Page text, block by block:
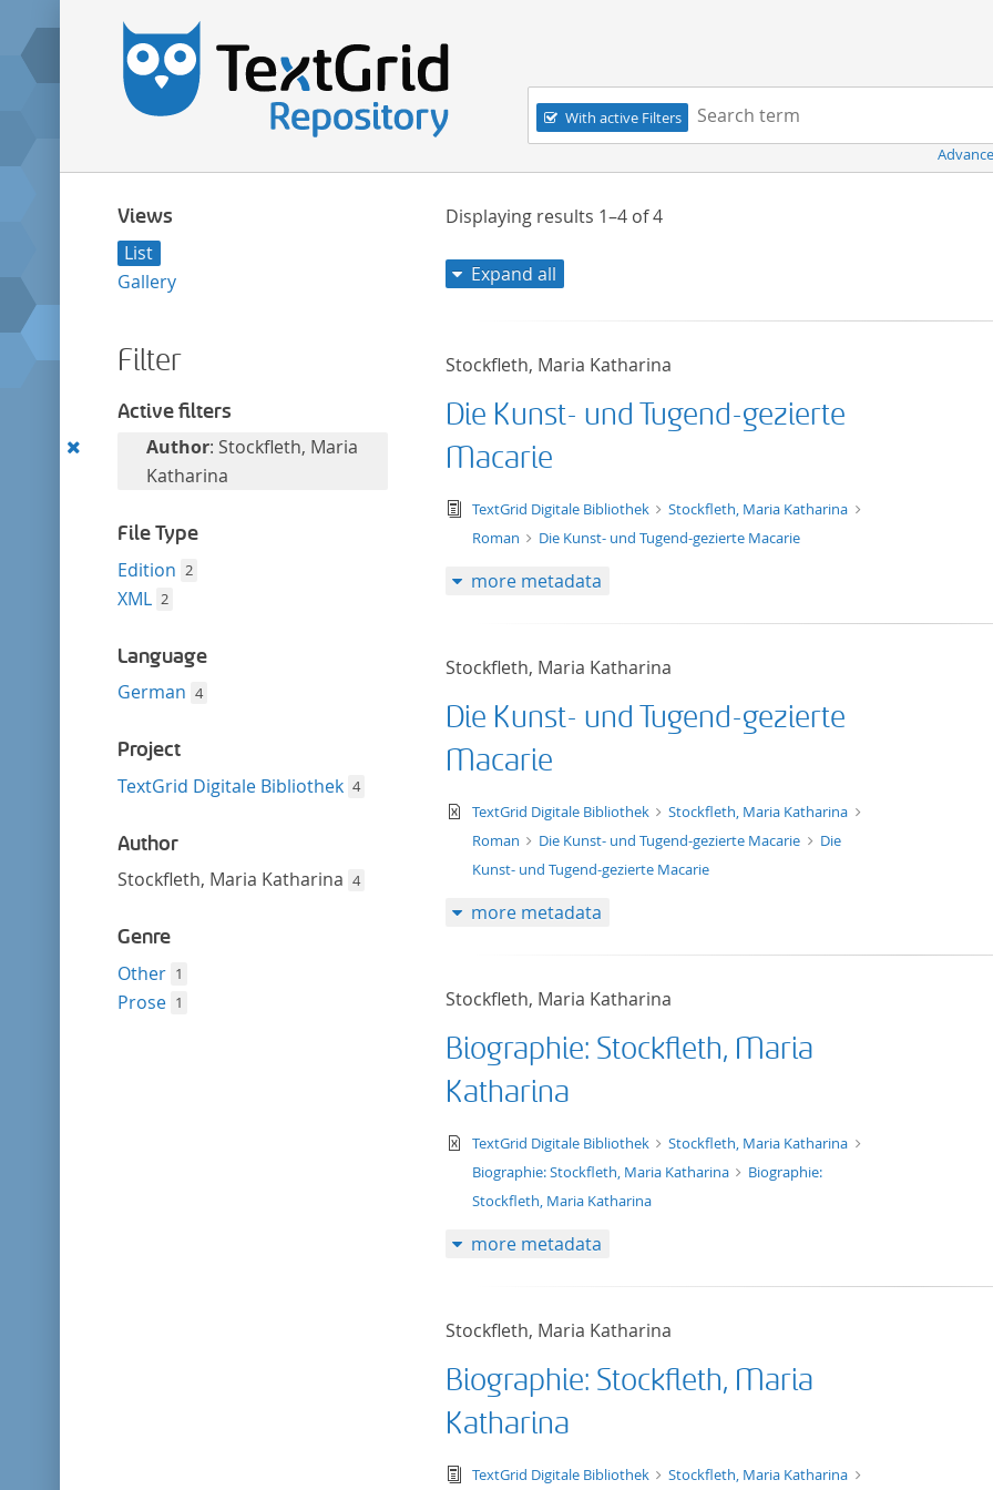
Navigation
With active Filters
Search term:
Views
List
Gallery
Filter
Active filters
RemoveAuthor: Stockfleth, Maria
Katharina
File Type
Edition 2
XML 2
Language
German 4
Project
TextGrid Digitale Bibliothek 4
Author
Stockfleth, Maria Katharina 4
Genre
Other 1
Prose 1
Displaying results 1–4of4
Expand all
Stockfleth, Maria Katharina
Die Kunst- und Tugend-gezierte
Macarie
text/tg.edition+tg.aggregation+xml
TextGrid Digitale Bibliothek
Stockfleth, Maria Katharina
Roman
Die Kunst- und Tugend-gezierte Macarie
more metadata
Stockfleth, Maria Katharina
Die Kunst- und Tugend-gezierte
Macarie
text/xml
TextGrid Digitale Bibliothek
Stockfleth, Maria Katharina
Roman
Die Kunst- und Tugend-gezierte Macarie
Die
Kunst- und Tugend-gezierte Macarie
more metadata
Stockfleth, Maria Katharina
Biographie: Stockfleth, Maria
Katharina
text/xml
TextGrid Digitale Bibliothek
Stockfleth, Maria Katharina
Biographie: Stockfleth, Maria Katharina
Biographie:
Stockfleth, Maria Katharina
more metadata
Stockfleth, Maria Katharina
Biographie: Stockfleth, Maria
Katharina
text/tg.edition+tg.aggregation+xml
TextGrid Digitale Bibliothek Stockfleth, Maria Katharina